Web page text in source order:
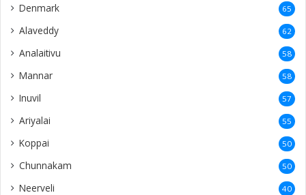
Denmark 65
Alaveddy 62
Analaitivu 58
Mannar 58
Inuvil 57
Ariyalai 55
Koppai 50
Chunnakam 50
Neerveli 40